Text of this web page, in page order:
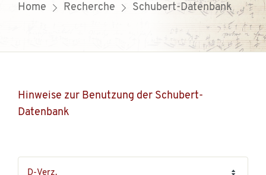
Home Recherche Schubert-Datenbank
Hinweise zur Benutzung der Schubert-
Datenbank